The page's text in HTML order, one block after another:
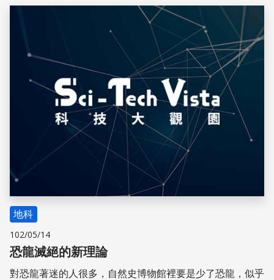
儲存
地科
102/05/14
恐龍滅絕的新理論
對恐龍著迷的人很多，自然史博物館裡要是少了恐龍，似乎